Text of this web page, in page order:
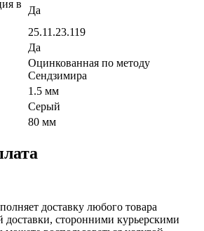
в
Да
25.11.23.119
Да
Оцинкованная по методу
Сендзимира
1.5 мм
Серый
80 мм
доставку любого товара
сторонними курьерскими